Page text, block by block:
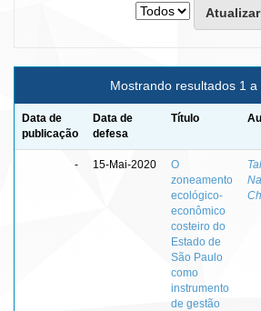
Mostrando resultados 1 a
Data de
publicação
Data de
defesa
Título
- 15-Mai-2020
O
zoneamento
ecológico-
econômico
costeiro do
Estado de
São Paulo
como
instrumento
de gestão